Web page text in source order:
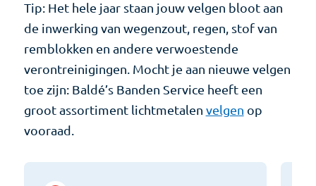
Tip: Het hele jaar staan jouw velgen bloot aan
de inwerking van wegenzout, regen, stof van
remblokken en andere verwoestende
verontreinigingen. Mocht je aan nieuwe velgen
toe zijn: Baldé’s Banden Service heeft een
groot assortiment lichtmetalen velgen op
vooraad.